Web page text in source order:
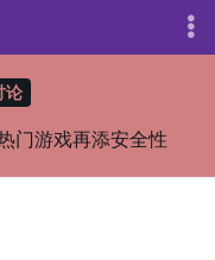
论
门游戏再添安全性